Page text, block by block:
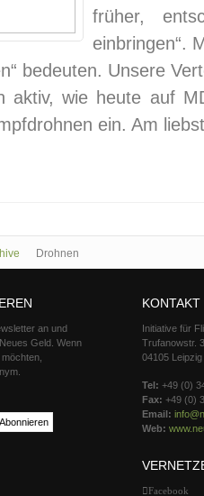
früher,
einbringen“.
bedeuten. Unsere
aktiv, wie heute auf
ein. Am
Drohnen
an und
Geld. Wenn
KONTAKT
Initiative für
Trufanowstr.
04105 Leipzig
Tel: +49 (0)
Fax: +49 (0)
Email:
Web:
Facebook